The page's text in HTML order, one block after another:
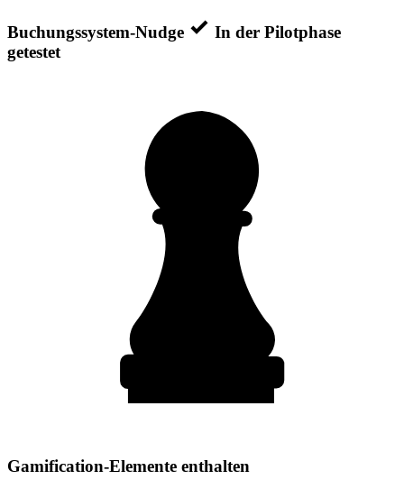
Buchungssystem-Nudge
In der Pilotphase
getestet
Gamification-Elemente enthalten